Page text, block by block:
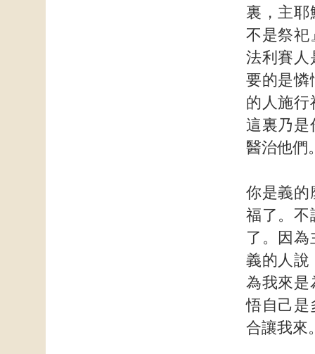
裏，主耶
不是祭祀
法利賽人
要的是憐
的人施行
這裏乃是
醫治他們
你是義的
福了。不
了。因
義的人說
為我來是
悟自己是
合讓我來